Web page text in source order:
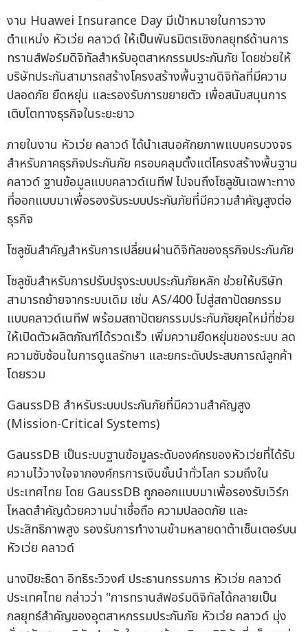
งาน Huawei Insurance Day มีเป้าหมายในการวาง
ตำแหน่ง หัวเว่ย คลาวด์ ให้เป็นพันธมิตรเชิงกลยุทธ์ด้านการ
ทรานส์ฟอร์มดิจิทัลสำหรับอุตสาหกรรมประกันภัย โดยช่วยให้
บริษัทประกันสามารถสร้างโครงสร้างพื้นฐานดิจิทัลที่มีความ
ปลอดภัย ยืดหยุ่น และรองรับการขยายตัว เพื่อสนับสนุนการ
เติบโตทางธุรกิจในระยะยาว
ภายในงาน หัวเว่ย คลาวด์ ได้นำเสนอศักยภาพแบบครบวงจร
สำหรับภาคธุรกิจประกันภัย ครอบคลุมตั้งแต่โครงสร้างพื้นฐาน
คลาวด์ ฐานข้อมูลแบบคลาวด์เนทีฟ ไปจนถึงโซลูชันเฉพาะทาง
ที่ออกแบบมาเพื่อรองรับระบบประกันภัยที่มีความสำคัญสูงต่อ
ธุรกิจ
โซลูชันสำคัญสำหรับการเปลี่ยนผ่านดิจิทัลของธุรกิจประกันภัย
โซลูชันสำหรับการปรับปรุงระบบประกันภัยหลัก ช่วยให้บริษัท
สามารถย้ายจากระบบเดิม เช่น AS/400 ไปสู่สถาปัตยกรรม
แบบคลาวด์เนทีฟ พร้อมสถาปัตยกรรมประกันภัยยุคใหม่ที่ช่วย
ให้เปิดตัวผลิตภัณฑ์ได้รวดเร็ว เพิ่มความยืดหยุ่นของระบบ ลด
ความซับซ้อนในการดูแลรักษา และยกระดับประสบการณ์ลูกค้า
โดยรวม
GaussDB สำหรับระบบประกันภัยที่มีความสำคัญสูง
(Mission-Critical Systems)
GaussDB เป็นระบบฐานข้อมูลระดับองค์กรของหัวเว่ยที่ได้รับ
ความไว้วางใจจากองค์กรการเงินชั้นนำทั่วโลก รวมถึงใน
ประเทศไทย โดย GaussDB ถูกออกแบบมาเพื่อรองรับเวิร์ก
โหลดสำคัญด้วยความน่าเชื่อถือ ความปลอดภัย และ
ประสิทธิภาพสูง รองรับการทำงานข้ามหลายดาต้าเซ็นเตอร์บน
หัวเว่ย คลาวด์
นางปิยะธิดา อิทธิระวิวงศ์ ประธานกรรมการ หัวเว่ย คลาวด์
ประเทศไทย กล่าวว่า "การทรานส์ฟอร์มดิจิทัลได้กลายเป็น
กลยุทธ์สำคัญของอุตสาหกรรมประกันภัย หัวเว่ย คลาวด์ มุ่ง